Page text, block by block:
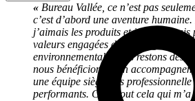
« Bureau Vallée, ce n’est pas
c’est d’abord une aventure
j’aimais les produits et je partageais
valeurs engagées de l’enseigne,
environnemental. Nous restons des
nous bénéficions d’un
une équipe siège très professionnelle
performants. C’est tout cela qui m’a